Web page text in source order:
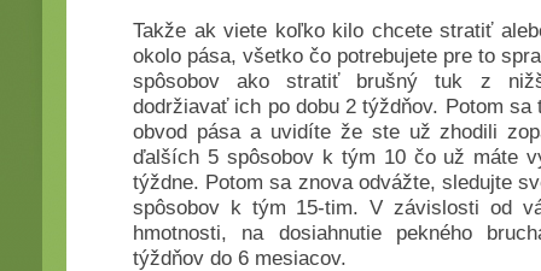
Takže ak viete koľko kilo chcete stratiť
okolo pása, všetko čo potrebujete pre to
spôsobov ako stratiť brušný tuk z
dodržiavať ich po dobu 2 týždňov. Potom
obvod pása a uvidíte že ste už zhodili
ďalších 5 spôsobov k tým 10 čo už máte
týždne. Potom sa znova odvážte, sledujte
spôsobov k tým 15-tim. V závislosti od
hmotnosti, na dosiahnutie pekného
týždňov do 6 mesiacov.